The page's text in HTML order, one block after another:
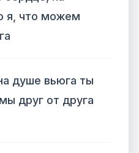
я, что можем
душе вьюга ты
друг от друга